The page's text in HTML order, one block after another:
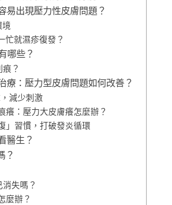
易出現壓力性皮膚問題？
境
忙就濕疹復發？
哪些？
？
療：壓力型皮膚問題如何改善？
減少刺激
癢：壓力大皮膚癢怎麼辦？
」習慣，打破發炎循環
醫生？
？
失嗎？
麼辦？